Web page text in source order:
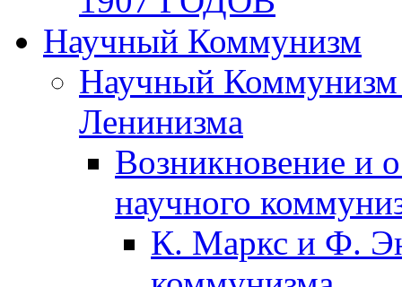
Научный Коммунизм
Научный Коммунизм
Ленинизма
Возникновение и
научного
К. Маркс и Ф.